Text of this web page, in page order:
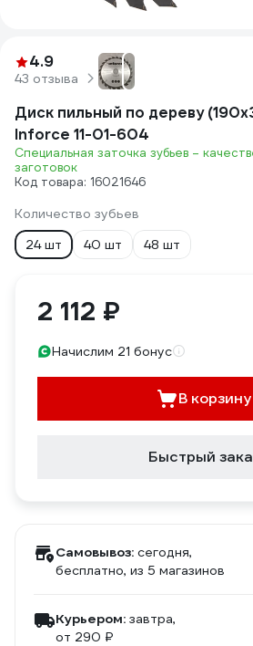
4.9
43 отзыва
Диск пильный по дереву
Inforce 11-01-604
Специальная заточка зубьев –
заготовок
Код товара: 16021646
Количество зубьев
24 шт
40 шт 48 шт
2 112 ₽
Начислим 21 бонус
В корзину
Быстрый
Самовывоз: сегодня,
бесплатно, из 5 магазинов
Курьером: завтра,
от 290 ₽